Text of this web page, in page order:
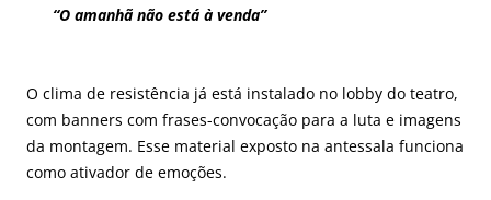
“O amanhã não está à venda”
O clima de resistência já está instalado no lobby do teatro,
com banners com frases-convocação para a luta e imagens
da montagem. Esse material exposto na antessala funciona
como ativador de emoções.